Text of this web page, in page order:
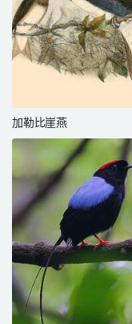
加勒比崖燕